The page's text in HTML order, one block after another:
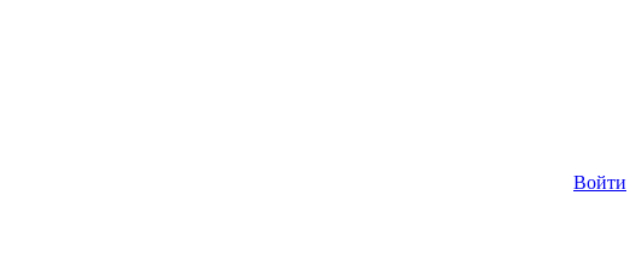
Войти